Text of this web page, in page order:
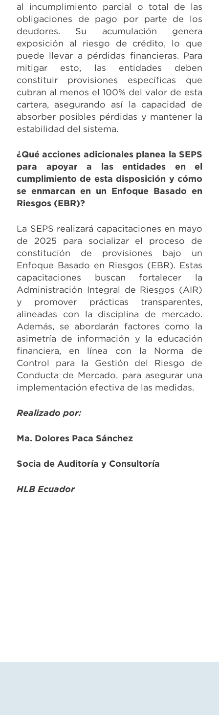
al incumplimiento parcial o total de las
obligaciones de pago por parte de los
deudores. Su acumulación genera
exposición al riesgo de crédito, lo que
puede llevar a pérdidas financieras. Para
mitigar esto, las entidades deben
constituir provisiones específicas que
cubran al menos el 100% del valor de esta
cartera, asegurando así la capacidad de
absorber posibles pérdidas y mantener la
estabilidad del sistema.
¿Qué acciones adicionales planea la SEPS
para apoyar a las entidades en el
cumplimiento de esta disposición y cómo
se enmarcan en un Enfoque Basado en
Riesgos (EBR)?
La SEPS realizará capacitaciones en mayo
de 2025 para socializar el proceso de
constitución de provisiones bajo un
Enfoque Basado en Riesgos (EBR). Estas
capacitaciones buscan fortalecer la
Administración Integral de Riesgos (AIR)
y promover prácticas transparentes,
alineadas con la disciplina de mercado.
Además, se abordarán factores como la
asimetría de información y la educación
financiera, en línea con la Norma de
Control para la Gestión del Riesgo de
Conducta de Mercado, para asegurar una
implementación efectiva de las medidas.
Realizado por:
Ma. Dolores Paca Sánchez
Socia de Auditoría y Consultoría
HLB Ecuador